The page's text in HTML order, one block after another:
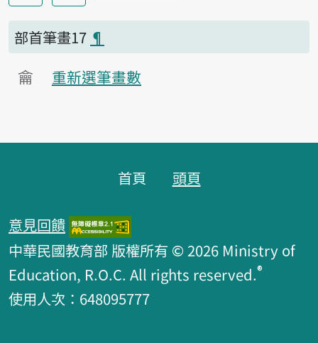
部首筆畫17 ¶
龠 重新選筆畫數
首頁 頭頁
意見回饋
中華民國教育部 版權所有 © 2026 Ministry of
Education, R.O.C. All rights reserved.®
使用人次：648095777